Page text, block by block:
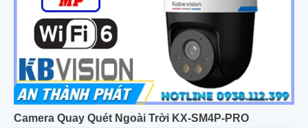
Camera Quay Quét Ngoài Trời KX-SM4P-PRO